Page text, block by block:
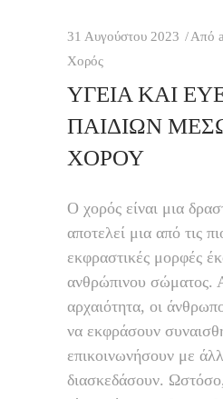
31 Αυγούστου 2023 Από
Χορός
ΥΓΕΊΑ ΚΑΙ
ΠΑΙΔΙΏΝ
ΧΟΡΟΎ
Ο χορός είναι μια
αποτελεί μια από τις
εκφραστικές μορφές
ανθρώπινου σώματος.
αρχαιότητα, οι
να εκφράσουν
επικοινωνήσουν με
διασκεδάσουν.